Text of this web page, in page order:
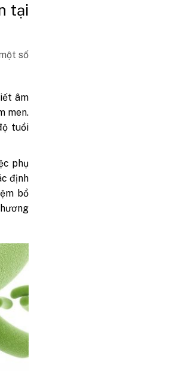
tại
số
âm
men.
tuổi
phụ
định
bổ